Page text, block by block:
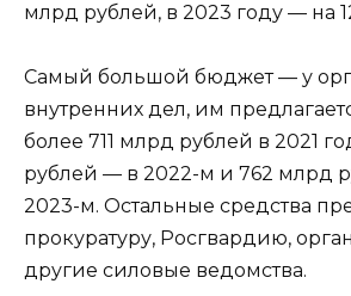
млрд рублей, в 2023 году — на
Самый большой бюджет — у
внутренних дел, им
более 711 млрд рублей в 2021
рублей — в 2022-м и 762 млрд
2023-м. Остальные средства
прокуратуру, Росгвардию,
другие силовые ведомства.